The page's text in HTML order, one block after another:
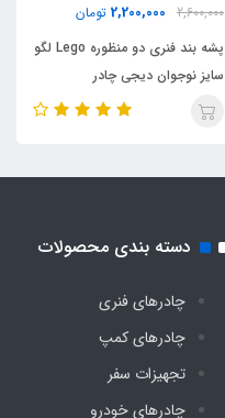
2,600,000
2,200,000 تومان
پشه بند فنری دو منظوره Lego لگو
سایز نوجوان دیجی چادر
دسته بندی محصولات
چادرهای فنری
چادرهای کمپ
تجهیزات سفر
چادرهای خودرو